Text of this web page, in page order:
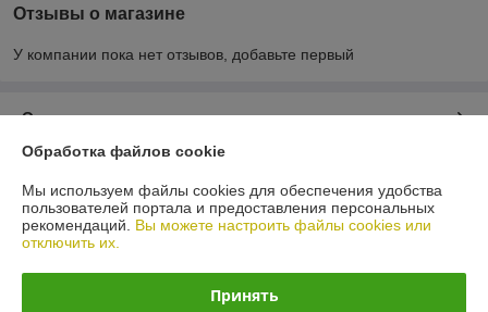
Отзывы о магазине
У компании пока нет отзывов, добавьте первый
О нас
Доставка и оплата
График работы
Обработка файлов cookie
Мы используем файлы cookies для обеспечения удобства
пользователей портала и предоставления персональных
рекомендаций. Вы можете настроить файлы cookies или
отключить их.
Принять